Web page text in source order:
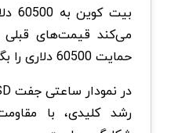
می‌کند قیمت‌های قبلی
حمایت 60500 دلاری را بگیرد.